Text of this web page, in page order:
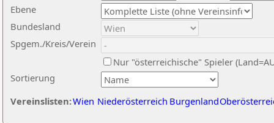
Ebene
Sortierung
Bundesland
Spgem./Kreis/Verein
Nur "österreichische" Spieler
Vereinslisten:Wien Niederösterreich Burgenland